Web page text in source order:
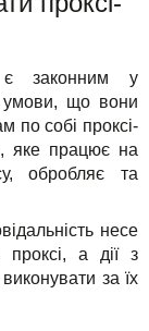
є законним у
умови, що вони
по собі проксі-
яке працює на
обробляє та
несе
а дії з
за їх